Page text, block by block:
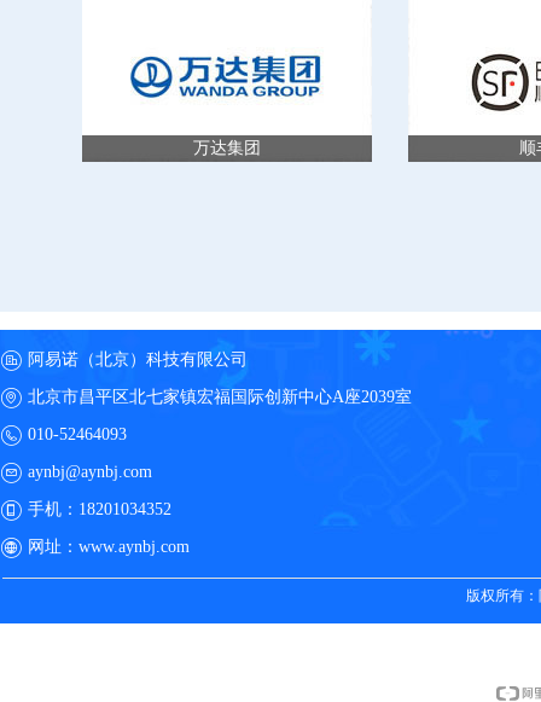
万达集团 顺
阿易诺（北京）科技有限公司
北京市昌平区北七家镇宏福国际创新中心A座2039室
010-52464093
aynbj@aynbj.com
手机： 18201034352
网址： www.aynbj.com
版权所有